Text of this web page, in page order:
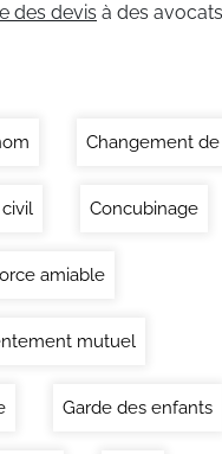
des devis à des
Changement
Concubinage
amiable
mutuel
Garde des enfants